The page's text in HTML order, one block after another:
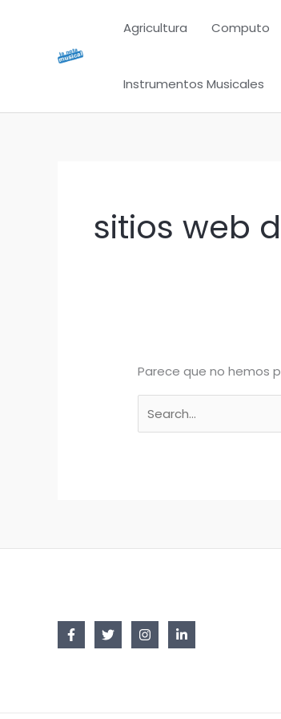
contenido
Agricultura Computo
Instrumentos Musicales
sitios web
Parece que no hemos